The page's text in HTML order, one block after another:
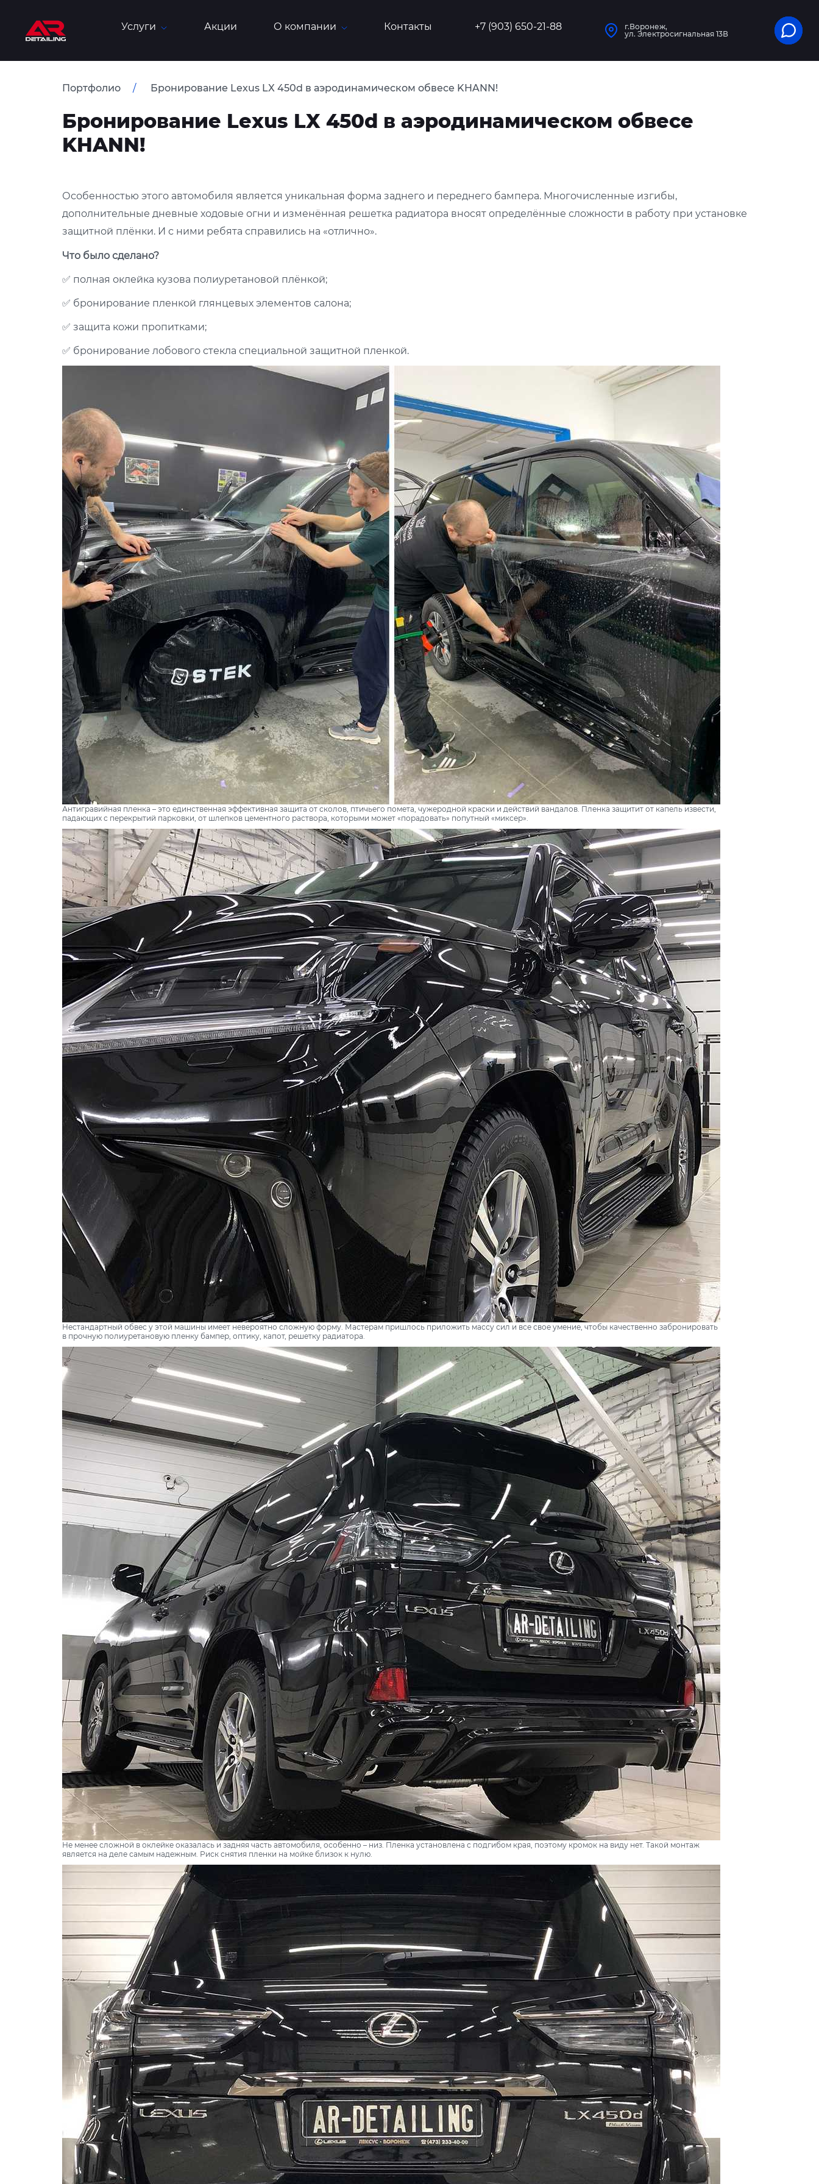
Услуги Акции О компании Контакты +7 (903) 650-21-88
г.Воронеж,
ул. Электросигнальная 13В
Портфолио Бронирование Lexus LX 450d в аэродинамическом обвесе KHANN!
Бронирование Lexus LX 450d в аэродинамическом обвесе
KHANN!
Особенностью этого автомобиля является уникальная форма заднего и переднего бампера. Многочисленные изгибы,
дополнительные дневные ходовые огни и изменённая решетка радиатора вносят определённые сложности в работу при установке
защитной плёнки. И с ними ребята справились на «отлично».
Что было сделано?
✅ полная оклейка кузова полиуретановой плёнкой;
✅ бронирование пленкой глянцевых элементов салона;
✅ защита кожи пропитками;
✅ бронирование лобового стекла специальной защитной пленкой.
Антигравийная пленка – это единственная эффективная защита от сколов, птичьего помета, чужеродной краски и действий вандалов. Пленка защитит от капель извести,
падающих с перекрытий парковки, от шлепков цементного раствора, которыми может «порадовать» попутный «миксер».
Нестандартный обвес у этой машины имеет невероятно сложную форму. Мастерам пришлось приложить массу сил и все свое умение, чтобы качественно забронировать
в прочную полиуретановую пленку бампер, оптику, капот, решетку радиатора.
Не менее сложной в оклейке оказалась и задняя часть автомобиля, особенно – низ. Пленка установлена с подгибом края, поэтому кромок на виду нет. Такой монтаж
является на деле самым надежным. Риск снятия пленки на мойке близок к нулю.